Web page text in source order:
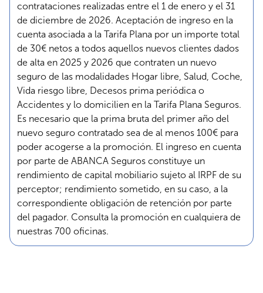
contrataciones realizadas entre el 1 de enero y el 31
de diciembre de 2026. Aceptación de ingreso en la
cuenta asociada a la Tarifa Plana por un importe total
de 30€ netos a todos aquellos nuevos clientes dados
de alta en 2025 y 2026 que contraten un nuevo
seguro de las modalidades Hogar libre, Salud, Coche,
Vida riesgo libre, Decesos prima periódica o
Accidentes y lo domicilien en la Tarifa Plana Seguros.
Es necesario que la prima bruta del primer año del
nuevo seguro contratado sea de al menos 100€ para
poder acogerse a la promoción. El ingreso en cuenta
por parte de ABANCA Seguros constituye un
rendimiento de capital mobiliario sujeto al IRPF de su
perceptor; rendimiento sometido, en su caso, a la
correspondiente obligación de retención por parte
del pagador. Consulta la promoción en cualquiera de
nuestras 700 oficinas.